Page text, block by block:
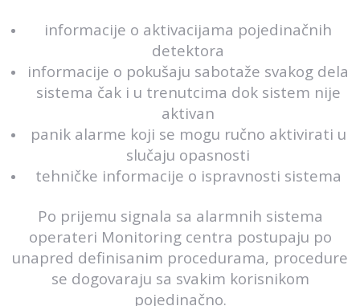
informacije o aktivacijama pojedinačnih
detektora
informacije o pokušaju sabotaže svakog dela
sistema čak i u trenutcima dok sistem nije
aktivan
panik alarme koji se mogu ručno aktivirati u
slučaju opasnosti
tehničke informacije o ispravnosti sistema
Po prijemu signala sa alarmnih sistema
operateri Monitoring centra postupaju po
unapred definisanim procedurama, procedure
se dogovaraju sa svakim korisnikom
pojedinačno.